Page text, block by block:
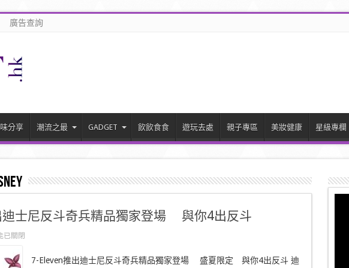
廣告查詢
分享 潮流之最 GADGET 飲飲食食 遊玩去處 親子專區 美妝健康 星級專欄
迪士尼反斗奇兵精品獨家登場 與你4出反斗
已關閉
7-Eleven推出迪士尼反斗奇兵精品獨家登場 盛夏限定 與你4出反斗 迪